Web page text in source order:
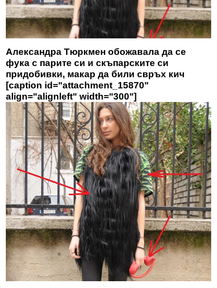
Александра Тюркмен обожавала да се
фука с парите си и скъпарските си
придобивки, макар да били свръх кич
[caption id="attachment_15870"
align="alignleft" width="300"]